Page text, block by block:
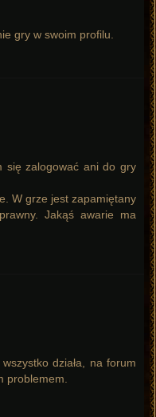
gry w swoim profilu.
się zalogować ani do gry
W grze jest zapamiętany
Jakąś awarie ma
działa, na forum
problemem.